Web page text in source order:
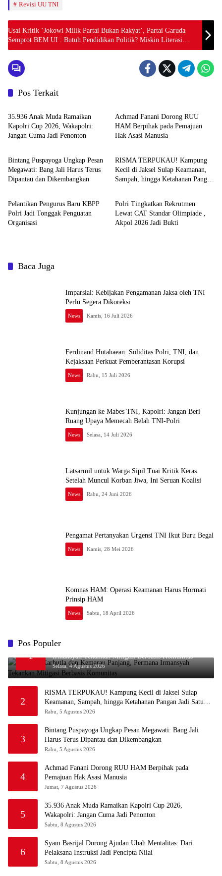
Revisi UU TNI
Usai Kritik ‘Jokowi Milik Partai Bukan Rakyat’, Partai Garuda
Semprot BEM UI : Butuh Pendidikan Politik? Miskin Literasi
Sepertinya
Pos Terkait
News
35.936 Anak Muda Ramaikan
Kapolri Cup 2026, Wakapolri:
Jangan Cuma Jadi Penonton
Achmad Fanani Dorong RUU
HAM Berpihak pada Pemajuan
Hak Asasi Manusia
News
Bintang Puspayoga Ungkap Pesan
Megawati: Bang Jali Harus Terus
Dipantau dan Dikembangkan
News
RISMA TERPUKAU! Kampung
Kecil di Jaksel Sulap Keamanan,
Sampah, hingga Ketahanan Pangan
News
Pelantikan Pengurus Baru KBPP
Polri Jadi Tonggak Penguatan
Organisasi
News
Polri Tingkatkan Rekrutmen
Lewat CAT Standar Olimpiade ,
Akpol 2026 Jadi Bukti
Baca Juga
Imparsial: Kebijakan Pengamanan Jaksa oleh TNI
Perlu Segera Dikoreksi
News Kamis, 16 Juli 2026
Ferdinand Hutahaean: Soliditas Polri, TNI, dan
Kejaksaan Perkuat Pemberantasan Korupsi
News Rabu, 15 Juli 2026
Kunjungan ke Mabes TNI, Kapolri: Jangan Beri
Ruang Upaya Memecah Belah TNI-Polri
News Selasa, 14 Juli 2026
Latsarmil untuk Warga Sipil Tuai Kritik Keras
Setelah Muncul Korban Jiwa, Ini Seruan Koalisi
News Rabu, 24 Juni 2026
Pengamat Pertanyakan Urgensi TNI Ikut Buru Begal
News Kamis, 28 Mei 2026
Komnas HAM: Operasi Keamanan Harus Hormati
Prinsip HAM
News Sabtu, 18 April 2026
Pos Populer
1
Waspada Karhutla dan Kemarau Panjang, Permana
Irmansyah Tekankan Mitigasi Berbasis Komunitas
Selasa, 4 Agustus 2026
2
RISMA TERPUKAU! Kampung Kecil di Jaksel Sulap
Keamanan, Sampah, hingga Ketahanan Pangan Jadi Satu
Sistem
Rabu, 5 Agustus 2026
3
Bintang Puspayoga Ungkap Pesan Megawati: Bang Jali
Harus Terus Dipantau dan Dikembangkan
Rabu, 5 Agustus 2026
4
Achmad Fanani Dorong RUU HAM Berpihak pada
Pemajuan Hak Asasi Manusia
Jumat, 7 Agustus 2026
5
35.936 Anak Muda Ramaikan Kapolri Cup 2026,
Wakapolri: Jangan Cuma Jadi Penonton
Sabtu, 8 Agustus 2026
6
Syam Basrijal Dorong Ajudan Ubah Mentalitas: Dari
Pelaksana Instruksi Jadi Pencipta Nilai
Sabtu, 8 Agustus 2026